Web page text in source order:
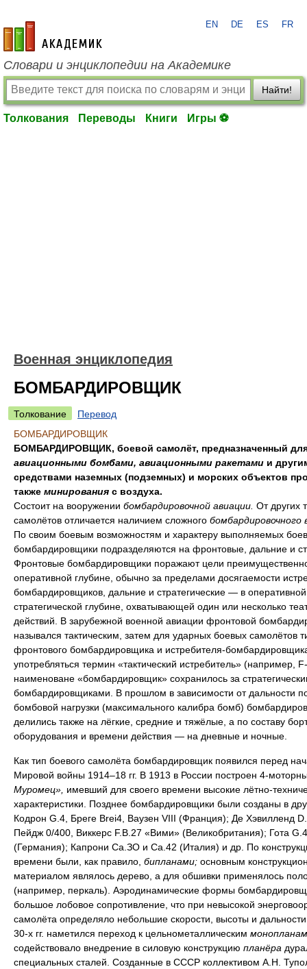
academic.ru
EN DE ES FR
Словари и энциклопедии на Академике
Найти!
Толкования Переводы Книги Игры ⚽
Военная энциклопедия
БОМБАРДИРОВЩИК
Толкование
Перевод
БОМБАРДИРОВЩИК
БОМБАРДИРОВЩИК, боевой самолёт, предназначенный
авиационными бомбами, авиационными ракетами и
средствами наземных (подземных) и морских объектов
также минирования с воздуха.
Состоит на вооружении бомбардировочной авиации. От других
самолётов отличается наличием сложного бомбардировочного
По своим боевым возможностям и характеру выполняемых
бомбардировщики подразделяются на фронтовые, дальние и
Фронтовые бомбардировщики поражают цели
оперативной глубине, обычно за пределами досягаемости
бомбардировщиков, дальние и стратегические — в
стратегической глубине, охватывающей один или несколько
действий. В зарубежной военной авиации фронтовой
назывался тактическим, затем для ударных боевых самолётов
фронтового бомбардировщика и истребителя-
употребляться термин «тактический истребитель» (например,
наименоване «бомбардировщик» сохранилось за
бомбардировщиками. В прошлом в зависимости от дальности
бомбовой нагрузки (максимального калибра бомб)
делились также на лёгкие, средние и тяжёлые, а по составу
оборудования и времени действия — на дневные и ночные.
Как тип боевого самолёта бомбардировщик появился перед
Мировой войны 1914–18 гг. В 1913 в России построен 4-
Муромец», имевший для своего времени высокие лётно-
характеристики. Позднее бомбардировщики были созданы в
Кодрон G.4, Бреге Brei4, Ваузен VIII (Франция); Де Хэвилленд
Пейдж 0/400, Виккерс F.B.27 «Вими» (Великобритания); Гота
(Германия); Капрони Са.ЗО и Са.42 (Италия) и др. По
времени были, как правило, бипланами; основным
материалом являлось дерево, а для обшивки применялось
(например, перкаль). Аэродинамические формы
большое лобовое сопротивление, что при невысокой
самолёта определяло небольшие скорости, высоты и
30-х гг. наметился переход к цельнометаллическим
содействовало внедрение в силовую конструкцию планёра
специальных сталей. Созданные в СССР коллективом А.Н.